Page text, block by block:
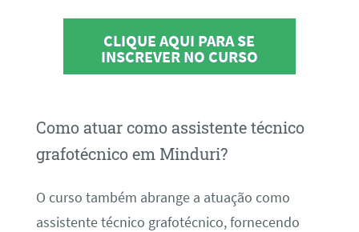
CLIQUE AQUI PARA SE
INSCREVER NO CURSO
Como atuar como assistente técnico
grafotécnico em Minduri?
O curso também abrange a atuação como
assistente técnico grafotécnico, fornecendo